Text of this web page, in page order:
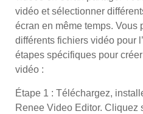
vidéo et sélectionner
écran en même temps. Vous
différents fichiers vidéo pour
étapes spécifiques pour
vidéo :
Étape 1 : Téléchargez,
Renee Video Editor. Cliquez